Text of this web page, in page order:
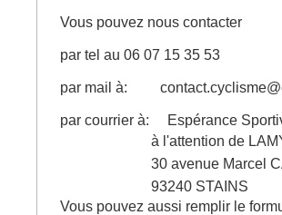
Vous pouvez nous contacter
par tel au 06 07 15 35 53
par mail à:
par courrier à: Espérance
à l'attention de
30 avenue Marcel
93240 STAINS
Vous pouvez aussi remplir le